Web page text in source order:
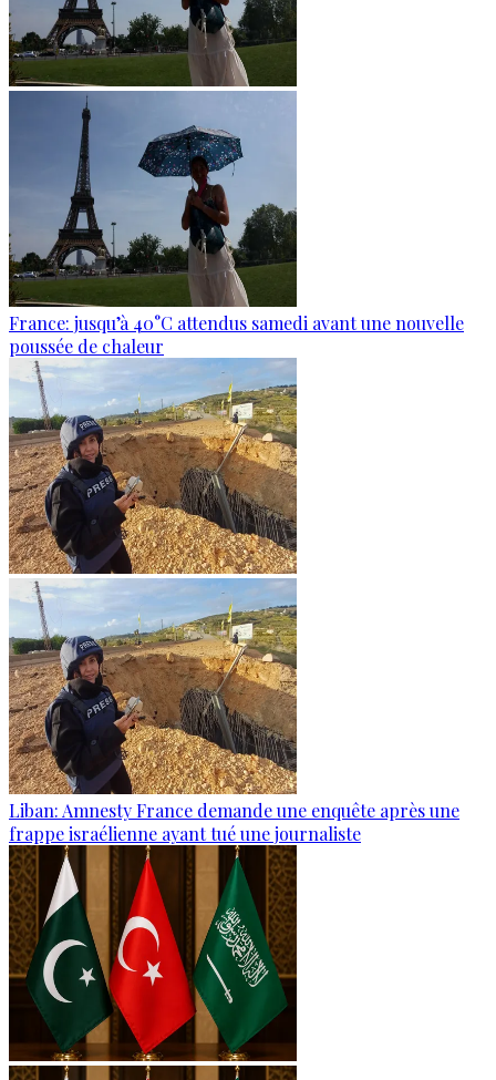
France: jusqu’à 40°C attendus samedi avant une nouvelle
poussée de chaleur
Liban: Amnesty France demande une enquête après une
frappe israélienne ayant tué une journaliste